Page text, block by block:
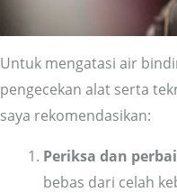
Untuk mengatasi air
pengecekan alat serta
saya rekomendasikan:
Periksa dan
bebas dari celah